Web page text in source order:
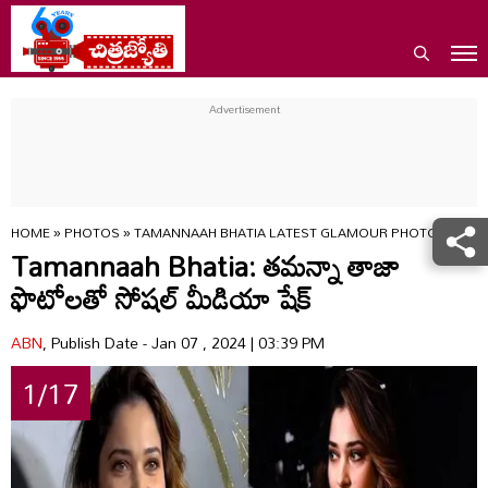
HOME»PHOTOS»TAMANNAAH BHATIA LATEST GLAMOUR PHOTOS
Tamannaah Bhatia: తమన్నా తాజా
ఫొటోలతో సోషల్ మీడియా షేక్
ABN, Publish Date - Jan 07 , 2024 | 03:39 PM
1/17